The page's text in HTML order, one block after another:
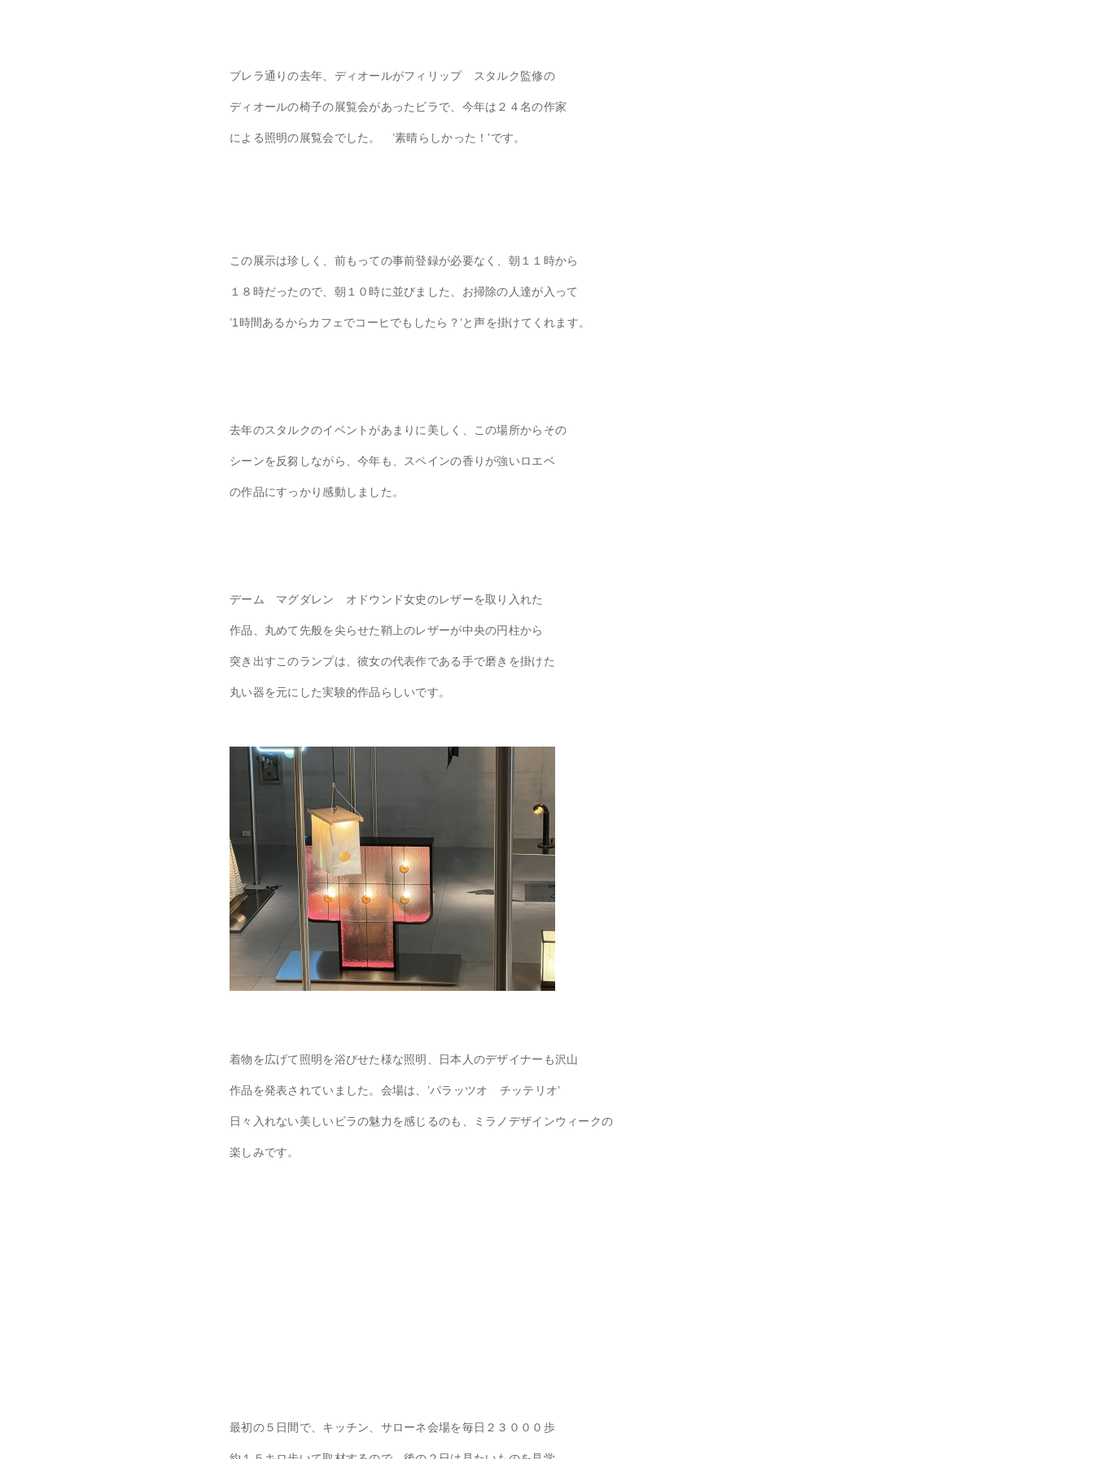
ブレラ通りの去年、ディオールがフィリップ スタルク監修の
ディオールの椅子の展覧会があったビラで、今年は２４名の作家
による照明の展覧会でした。 ’素晴らしかった！’です。
この展示は珍しく、前もっての事前登録が必要なく、朝１１時から
１８時だったので、朝１０時に並びました、お掃除の人達が入って
’1時間あるからカフェでコーヒでもしたら？’と声を掛けてくれます。
去年のスタルクのイベントがあまりに美しく、この場所からその
シーンを反芻しながら、今年も、スペインの香りが強いロエベ
の作品にすっかり感動しました。
デーム マグダレン オドウンド女史のレザーを取り入れた
作品、丸めて先般を尖らせた鞘上のレザーが中央の円柱から
突き出すこのランプは、彼女の代表作である手で磨きを掛けた
丸い器を元にした実験的作品らしいです。
着物を広げて照明を浴びせた様な照明、日本人のデザイナーも沢山
作品を発表されていました。会場は、’パラッツオ チッテリオ’
日々入れない美しいビラの魅力を感じるのも、ミラノデザインウィークの
楽しみです。
最初の５日間で、キッチン、サローネ会場を毎日２３０００歩